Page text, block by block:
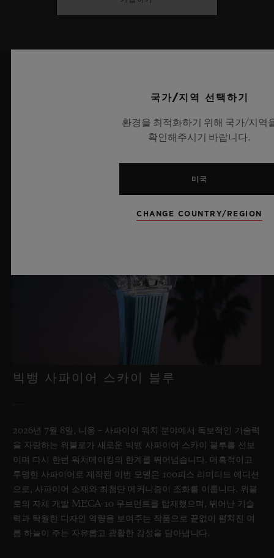
빅뱅 사파이어 스카이 블루
2026년 7월 8일, 니옹 – 사파이어 워치 분야에서 독보적인 기술력
을 자랑하는 위블로가 새로운 빅뱅 사파이어 스카이 블루를 선보
이며 다시 한번 워치메이킹의 한계를 뛰어넘습니다. 매혹적이고
투명한 사파이어로 제작된 이번 모델은 100피스 리미티드 에디션
으로, 사파이어 소재와 최첨단 메커니즘이 조화를 이룹니다. 위블
로의 자체 개발 MECA-10 무브먼트를 탑재했으며, 뛰어난 기술
력과 탁월한 디자인 역량을 보여주는 작품으로 끝없이 펼쳐진 여
름 하늘이 주는 자유롭고 광활한 감성을 담아냅니다.
국가/지역 선택하기
환경을 최적화하기 위해 국가/지역
확인해주시기 바랍니다.
미국
CHANGE COUNTRY/REGION